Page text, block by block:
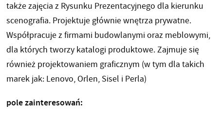
także zajęcia z Rysunku Prezentacyjnego dla kierunku
scenografia. Projektuje głównie wnętrza prywatne.
Współpracuje z firmami budowlanymi oraz meblowymi,
dla których tworzy katalogi produktowe. Zajmuje się
również projektowaniem graficznym (w tym dla takich
marek jak: Lenovo, Orlen, Sisel i Perla)
pole zainteresowań: